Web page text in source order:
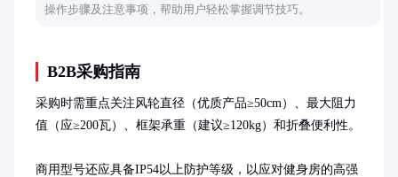
操作步骤及注意事项，帮助用户轻松掌握调节技巧。
B2B采购指南
采购时需重点关注风轮直径（优质产品≥50cm）、最大阻力
值（应≥200瓦）、框架承重（建议≥120kg）和折叠便利性。
商用型号还应具备IP54以上防护等级，以应对健身房的高强